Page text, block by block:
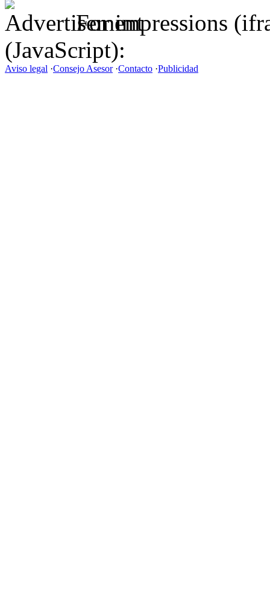
For impressions
(JavaScript):
Aviso legal ·Consejo Asesor·Contacto ·Publicidad